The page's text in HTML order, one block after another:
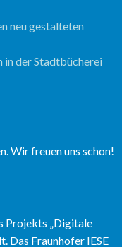
neu gestalteten
in der Stadtbücherei
Wir freuen uns schon!
Projekts „Digitale
Das Fraunhofer IESE